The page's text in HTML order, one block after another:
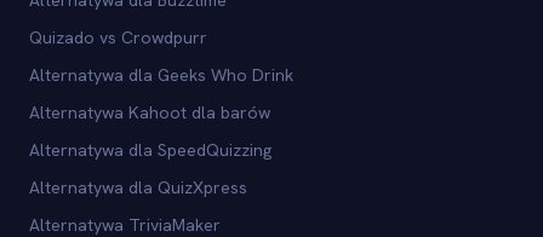
Quizado vs Crowdpurr
Alternatywa dla Geeks Who Drink
Alternatywa Kahoot dla barów
Alternatywa dla SpeedQuizzing
Alternatywa dla QuizXpress
Alternatywa TriviaMaker